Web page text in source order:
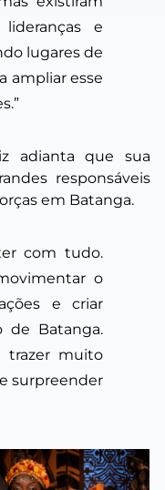
e
lugares de
ampliar esse
adianta que sua
responsáveis
em Batanga.
com tudo.
o
e criar
de Batanga.
trazer muito
surpreender